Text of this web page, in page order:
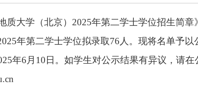
大学（北京） 2025年第二学士学位招生简章
5年第二学士学位拟录取76 人。现将名单予以
25年6 月 10 日。如学生对公示结果有异议，请在